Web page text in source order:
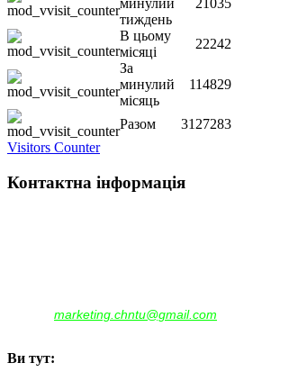
тиждень
В цьому
місяці
22242
За
минулий
місяць
114829
Разом
3127283
Visitors Counter
Контактна інформація
marketing.chntu@gmail.com
Ви тут: